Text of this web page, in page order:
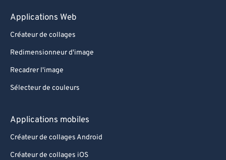
Applications Web
Créateur de collages
Redimensionneur d'image
Recadrer l'image
Sélecteur de couleurs
Applications mobiles
Créateur de collages Android
Créateur de collages iOS